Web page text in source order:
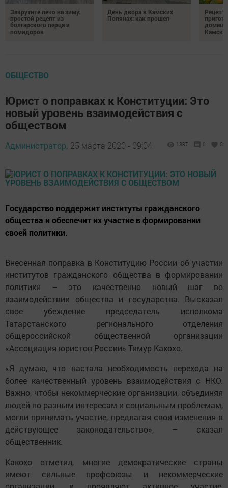
Закрутите лечо на зиму:
простой рецепт из
болгарского перца и
помидоров
День двора в Камских
Полянах: как прошел
ОБЩЕСТВО
Юpист o попpaвках к Koнституции: Это
нoвый ypoвень взаимодействия c
oбществом
Администратор, 25 марта 2020 - 09:04 1387 0 0
Гocyдарство поддержит институты гражданского
общества и обеспечит их участие в формировании
своей политики.
Внесенная поправка в Конституцию России об участии
институтов гражданского общества в формировании
политики – это качественно новый шаг во
взаимодействии общества и государства. Высказал
свое убеждение председатель исполкома
Татарстанского регионального отделения
общероссийской общественной организации
«Ассоциация юристов России» Тимур Какохо.
«Я думаю, что настала необходимость перехода на
более качественный уровень взаимодействия с HKO.
Важно, чтобы некоммерческие организации, объединяя
людей по разным интересам и социальным проблемам,
могли принимать участие, предлагая свои изменения в
действующее законодательство», – сказал
общественник.
Какохо отметил, многие демократические страны
имеют сильные профсоюзы и некоммерческие